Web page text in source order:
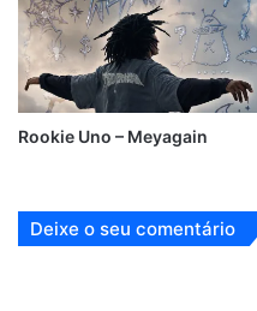
Rookie Uno – Meyagain
Deixe o seu comentário